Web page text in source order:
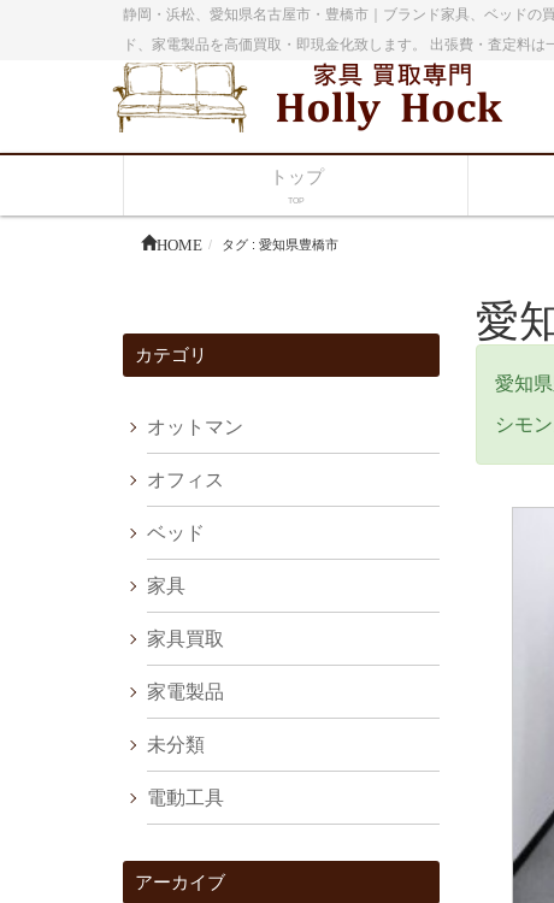
静岡・浜松、愛知県名古屋市・豊橋市｜ブランド家具、ベッド
ド、家電製品を高価買取・即現金化致します。 出張費・査定料
トップ
TOP
HOME タグ : 愛知県豊橋市
愛
愛知
シモ
カテゴリ
オットマン
オフィス
ベッド
家具
家具買取
家電製品
未分類
電動工具
アーカイブ